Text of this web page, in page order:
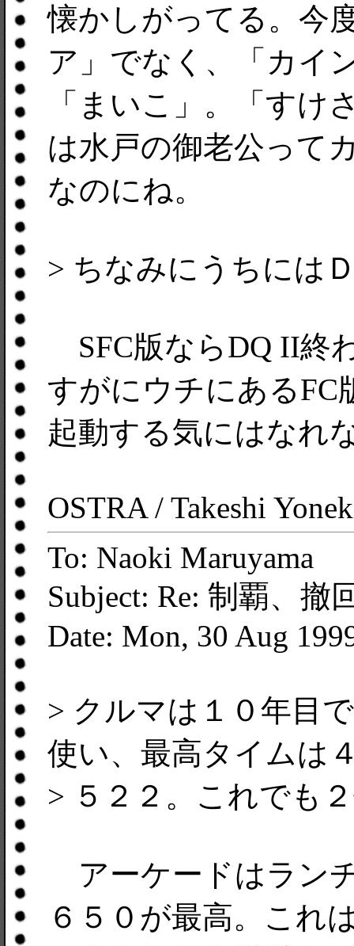
懐かしがってる。今
ア」でなく、「カイ
「まいこ」。「すけ
は水戸の御老公って
なのにね。
> ちなみにうちには
SFC版ならDQ II終
すがにウチにあるFC
起動する気にはなれ
OSTRA / Takeshi
To: Naoki Maruyama
Subject: Re: 制覇、撤
Date: Mon, 30 Aug
> クルマは１０年目
使い、最高タイムは
> ５２２。これでも
アーケードはラン
６５０が最高。これ